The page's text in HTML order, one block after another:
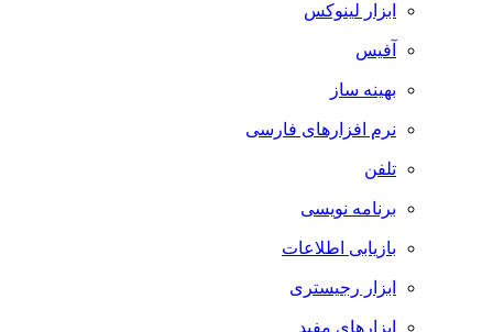
ابزار لینوکس
آفیس
بهینه ساز
نرم افزارهای فارسی
تلفن
برنامه نویسی
بازیابی اطلاعات
ابزار رجیستری
ابزارهای مفید